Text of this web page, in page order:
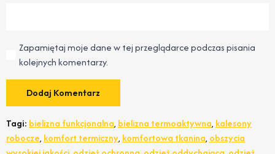
Zapamiętaj moje dane w tej przeglądarce podczas pisania
kolejnych komentarzy.
Tagi: bielizna funkcjonalna, bielizna termoaktywna, kalesony
robocze, komfort termiczny, komfortowa tkanina, obszycia